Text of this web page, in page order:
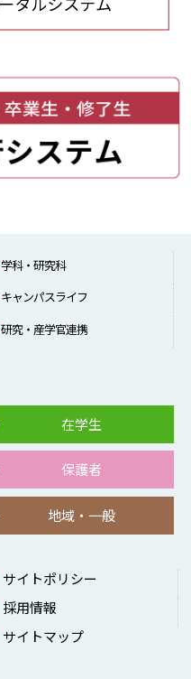
学科・研究科
キャンパスライフ
研究・産学官連携
在学生
保護者
地域・一般
サイトポリシー
採用情報
サイトマップ